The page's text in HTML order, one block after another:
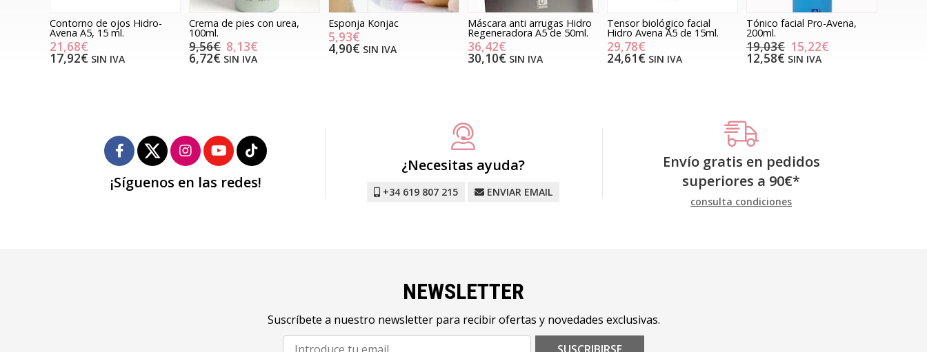
Contorno de ojos Hidro-
Avena A5, 15 ml.
21,68€
17,92€ SIN IVA
Crema de pies con urea,
100ml.
9,56€ 8,13€
6,72€ SIN IVA
Esponja Konjac
5,93€
4,90€ SIN IVA
Máscara anti arrugas Hidro
Regeneradora A5 de 50ml.
36,42€
30,10€ SIN IVA
Tensor biológico facial
Hidro Avena A5 de 15ml.
29,78€
24,61€ SIN IVA
Tónico facial Pro-Avena,
200ml.
19,03€ 15,22€
12,58€ SIN IVA
¡Síguenos en las redes!
¿Necesitas ayuda?
+34 619 807 215 ENVIAR EMAIL
Envío gratis en pedidos
superiores a 90€*
consulta condiciones
NEWSLETTER
Suscríbete a nuestro newsletter para recibir ofertas y novedades exclusivas.